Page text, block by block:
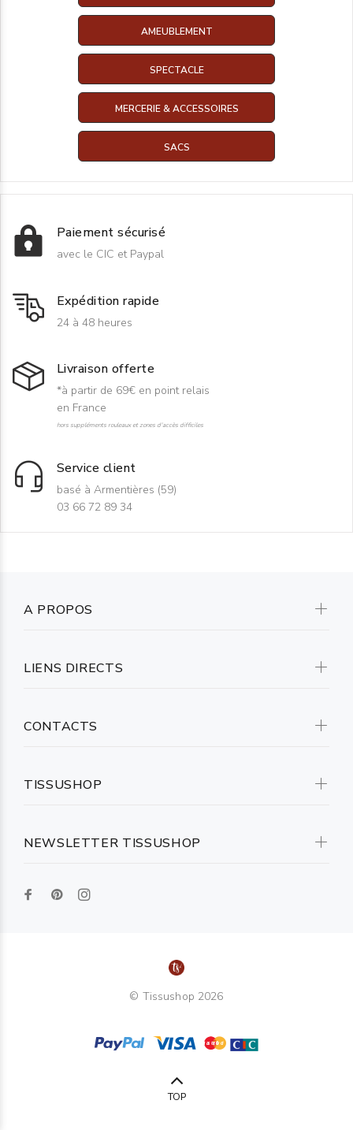
AMEUBLEMENT
SPECTACLE
MERCERIE & ACCESSOIRES
SACS
Paiement sécurisé
avec le CIC et Paypal
Expédition rapide
24 à 48 heures
Livraison offerte
*à partir de 69€ en point relais
en France
hors suppléments rouleaux et zones d'accès difficiles
Service client
basé à Armentières (59)
03 66 72 89 34
NEWSLETTER TISSUSHOP
A PROPOS
LIENS DIRECTS
CONTACTS
TISSUSHOP
© Tissushop 2026
TOP